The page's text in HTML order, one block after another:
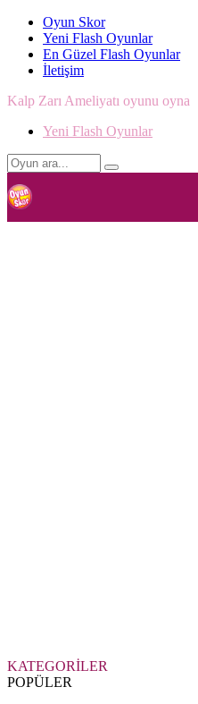
Oyun Skor
Yeni Flash Oyunlar
En Güzel Flash Oyunlar
İletişim
Kalp Zarı Ameliyatı oyunu oyna
Yeni Flash Oyunlar
KATEGORİLER
POPÜLER